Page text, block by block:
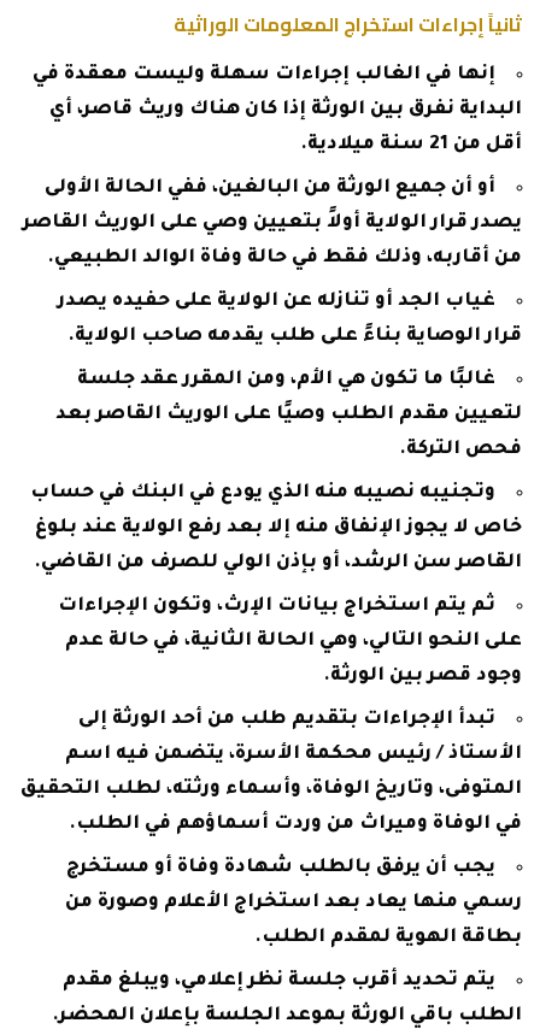
ثانياً إجراءات استخراج المعلومات الوراثية
إنها في الغالب إجراءات سهلة وليست معقدة في
البداية نفرق بين الورثة إذا كان هناك وريث قاصر، أي
أقل من 21 سنة ميلادية.
أو أن جميع الورثة من البالغين، ففي الحالة الأولى
يصدر قرار الولاية أولاً بتعيين وصي على الوريث القاصر
من أقاربه، وذلك فقط في حالة وفاة الوالد الطبيعي.
غياب الجد أو تنازله عن الولاية على حفيده يصدر
قرار الوصاية بناءً على طلب يقدمه صاحب الولاية.
غالبًا ما تكون هي الأم، ومن المقرر عقد جلسة
لتعيين مقدم الطلب وصيًا على الوريث القاصر بعد
فحص التركة.
وتجنيبه نصيبه منه الذي يودع في البنك في حساب
خاص لا يجوز الإنفاق منه إلا بعد رفع الولاية عند بلوغ
القاصر سن الرشد، أو بإذن الولي للصرف من القاضي.
ثم يتم استخراج بيانات الإرث، وتكون الإجراءات
على النحو التالي، وهي الحالة الثانية، في حالة عدم
وجود قصر بين الورثة.
تبدأ الإجراءات بتقديم طلب من أحد الورثة إلى
الأستاذ / رئيس محكمة الأسرة، يتضمن فيه اسم
المتوفى، وتاريخ الوفاة، وأسماء ورثته، لطلب التحقيق
في الوفاة وميراث من وردت أسماؤهم في الطلب.
يجب أن يرفق بالطلب شهادة وفاة أو مستخرج
رسمي منها يعاد بعد استخراج الأعلام وصورة من
بطاقة الهوية لمقدم الطلب.
يتم تحديد أقرب جلسة نظر إعلامي، ويبلغ مقدم
الطلب باقي الورثة بموعد الجلسة بإعلان المحضر.